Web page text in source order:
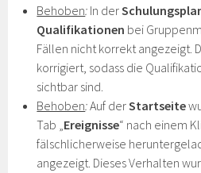
Behoben: In der
Qualifikationen bei
Fällen nicht korrekt angezeigt.
korrigiert, sodass die
sichtbar sind.
Behoben:Auf derStartseite
Tab „Ereignisse“ nach einem
fälschlicherweise
angezeigt. Dieses Verhalten